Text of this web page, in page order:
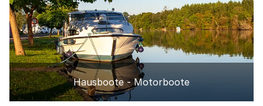
Hausboote - Motorboote